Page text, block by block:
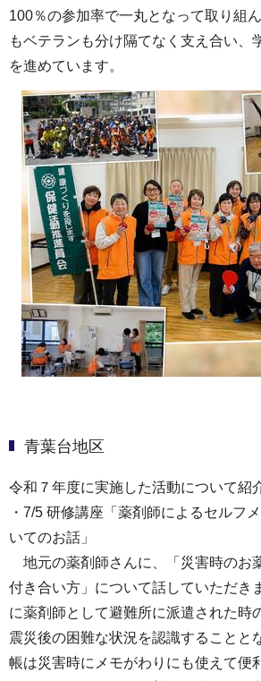
100％の参加率で一丸となって取り組
もベテランも分け隔てなく支え合い、
を進めています。
青葉台地区
令和７年度に実施した活動について紹
・7/5 研修講座「薬剤師によるセルフ
いてのお話」
地元の薬剤師さんに、「災害時のお
付き合い方」について話していただき
に薬剤師として避難所に派遣された時
震災後の困難な状況を認識することと
帳は災害時にメモがわりにも使えて便